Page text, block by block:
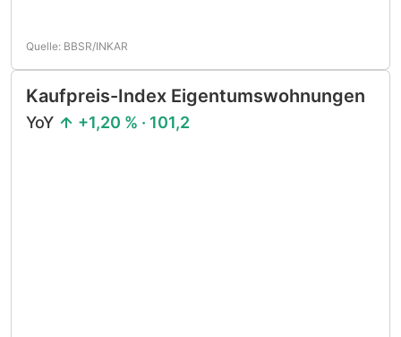
Quelle: BBSR/INKAR
Kaufpreis-Index Eigentumswohnungen
YoY +1,20 % · 101,2